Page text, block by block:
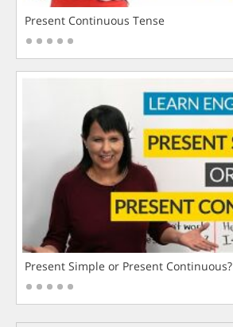
Present Continuous Tense
Present Simple or Present Continuous?